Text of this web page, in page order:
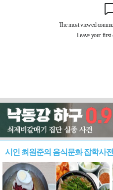
시인 최원준의 음식문화 잡학사전